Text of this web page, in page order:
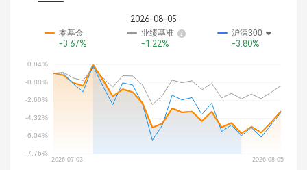
2026-08-05
本基金
-3.67%
业绩基准
-1.22%
沪深300
-3.80%